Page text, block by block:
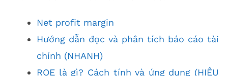
Net profit margin
Hướng dẫn đọc và phân tích báo cáo tài
chính (NHANH)
ROE là gì? Cách tính và ứng dụng (HIỆU